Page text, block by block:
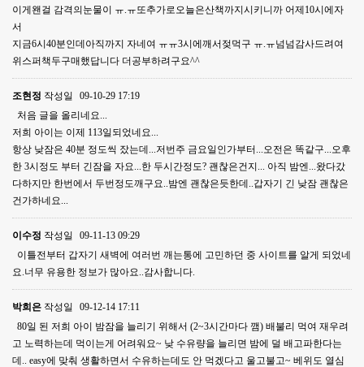
이게왠걸 감격의눈물이 ㅠ.ㅠ또추가로오늘은산책까지시키니까 어제10시에자
서
지금6시40분인데아직까지 자네여 ㅠㅠ3시에깨서젖먹구 ㅠ.ㅠ넘넘감사드려여
위스퍼책두구매했답니다 더공부하려구요^^
조현정 작성일
09-10-29 17:19
처음 글을 올리네요...
저희 아이는 이제 113일되었네요...
항상 낮잠은 40분 정도씩 잤는데...저번주 금요일인가부터...오전은 똑같구...오후
한 3시정도 부터 긴잠을 자요...한 두시간정도? 괜찮은건지... 아직 밤엔...왔다갔
다하지만 한번에서 두번정도깨구요..밤엔 괜찮은듯한데..갑자기 긴 낮잠 괜찮은
건가하네요...
이수정 작성일
09-11-13 09:29
이틀전부터 갑자기 새벽에 여러번 깨는통에 고민하던 중 사이트를 알게 되었네
요.너무 유용한 정보가 많아요..감사합니다.
박희은 작성일
09-12-14 17:11
80일 된 저희 아이 밤잠을 늘리기 위해서 (2~3시간마다 깸) 배불리 먹여 재우려
고 노력하는데 먹이는게 어려워요~ 낮 수유량을 늘리면 밤에 덜 배고파한다는
데.. easy에 맞춰 생활하면서 수유하는데도 안 먹겠다고 울고불고~ 베위도 열심